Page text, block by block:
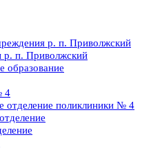
р. п. Приволжский
р. п. Приволжский
образование
4
отделение поликлиники № 4